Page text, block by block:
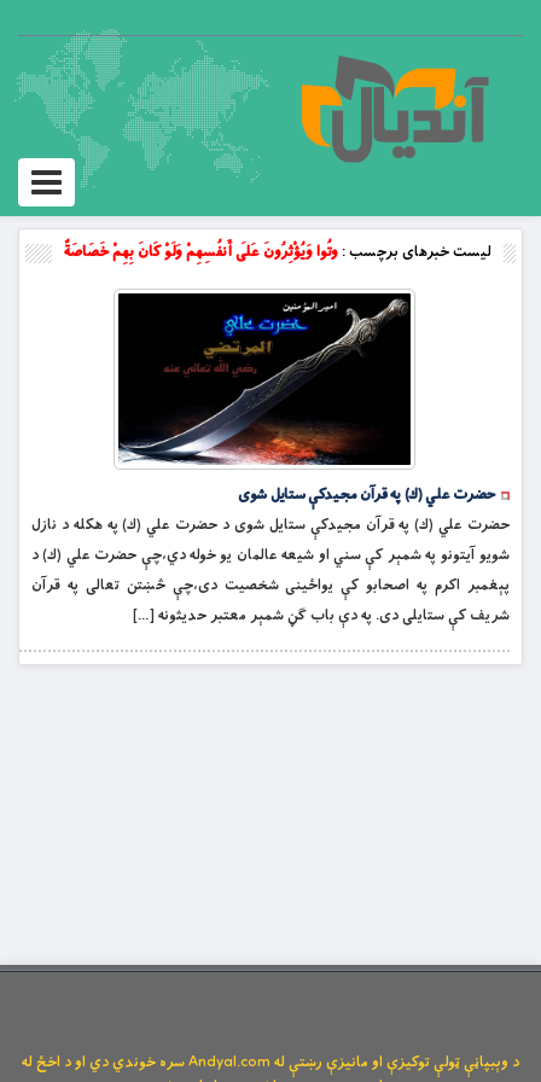
Toggle
لیست خبرهای برچسب :وتُوا وَيُؤْثِرُونَ عَلَى أَنفُسِهِمْ وَلَوْ كَانَ بِهِمْ خَصَاصَةٌ
حضرت علي (ك) په قرآن مجيدكې ستايل شوى
حضرت علي (ك) په قرآن مجيدكې ستايل شوى د حضرت علي (ك) په هکله د نازل
شويو آيتونو په شمېر کې سني او شيعه عالمان يو خوله دي،چې حضرت علي (ك) د
پېغمبر اکرم په اصحابو كې يواځينى شخصيت دى،چې څښتن تعالى په قرآن
شريف كې ستايلى دى. په دې باب ګڼ شمېر معتبر حديثونه […]
د وېبپاڼې ټولې توکیزې او مانیزې رښتې له Andyal.com سره خوندي دي او د اخځ له